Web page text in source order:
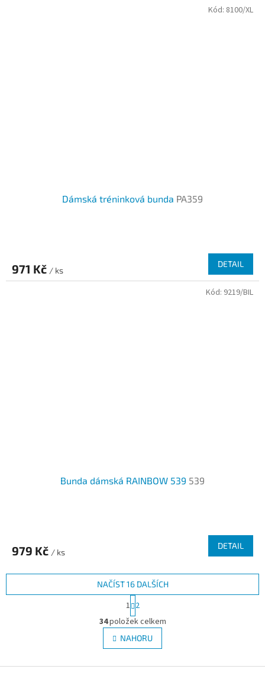
Dámská tréninková bunda PA359
971 Kč / ks
DETAIL
Kód: 8100/XL
Bunda dámská RAINBOW 539 539
979 Kč / ks
DETAIL
Kód: 9219/BIL
O
v
l
á
NAČÍST 16 DALŠÍCH
t
r
á
n
k
v
1 2
34položek celkem
NAHORU